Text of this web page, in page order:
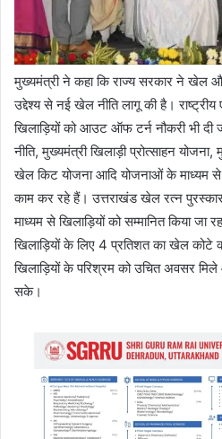
मुख्यमंत्री ने कहा कि राज्य सरकार ने खेल
उद्देश्य से नई खेल नीति लागू की है।
खिलाड़ियों को आउट ऑफ टर्न नौकरी भी दी
नीति, मुख्यमंत्री खिलाड़ी प्रोत्साहन
खेल किट योजना आदि योजनाओं के माध्यम से
काम कर रहे हैं। उत्तराखंड खेल रत्न
माध्यम से खिलाड़ियों को सम्मानित किया जा
खिलाड़ियों के लिए 4 प्रतिशत का खेल कोटे
खिलाड़ियों के परिश्रम को उचित अवसर
सके।